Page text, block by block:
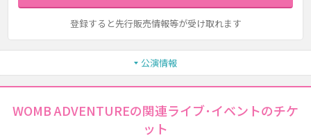
登録すると先行販売情報等が受け取れます
公演情報
WOMB ADVENTUREの関連ライブ･イベントのチケ
ット